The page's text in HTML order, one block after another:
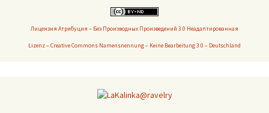
Лицензия Атрибуция – Без Производных Произведений 3.0 Неадаптированная
Lizenz – Creative Commons Namensnennung – Keine Bearbeitung 3.0 – Deutschland